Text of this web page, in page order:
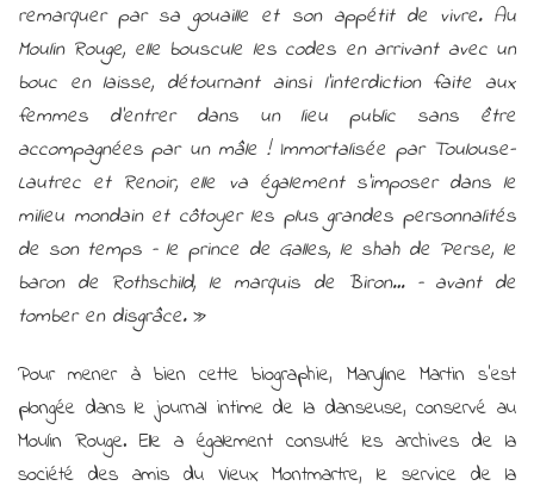
remarquer par sa gouaille et son appétit de vivre. Au
Moulin Rouge, elle bouscule les codes en arrivant avec un
bouc en laisse, détournant ainsi l’interdiction faite aux
femmes d’entrer dans un lieu public sans être
accompagnées par un mâle ! Immortalisée par Toulouse-
Lautrec et Renoir, elle va également s’imposer dans le
milieu mondain et côtoyer les plus grandes personnalités
de son temps – le prince de Galles, le shah de Perse, le
baron de Rothschild, le marquis de Biron… – avant de
tomber en disgrâce. »
Pour mener à bien cette biographie, Maryline Martin s’est
plongée dans le journal intime de la danseuse, conservé au
Moulin Rouge. Elle a également consulté les archives de la
société des amis du Vieux Montmartre, le service de la